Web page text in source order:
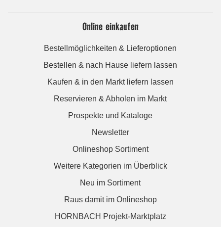
Online einkaufen
Bestellmöglichkeiten & Lieferoptionen
Bestellen & nach Hause liefern lassen
Kaufen & in den Markt liefern lassen
Reservieren & Abholen im Markt
Prospekte und Kataloge
Newsletter
Onlineshop Sortiment
Weitere Kategorien im Überblick
Neu im Sortiment
Raus damit im Onlineshop
HORNBACH Projekt-Marktplatz